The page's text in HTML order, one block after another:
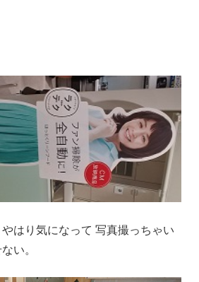
はり気になって 写真撮っちゃい
い。